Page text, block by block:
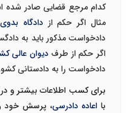
کدام مرجع قضایی صادر شده
مثال اگر حکم از دادگاه بدوی
دادخواست مذکور باید به
اگر حکم از طرف دیوان عالی
دادخواست را به دادستانی
برای کسب اطلاعات بیشتر و
با اعاده دادرسی، پرسش خود